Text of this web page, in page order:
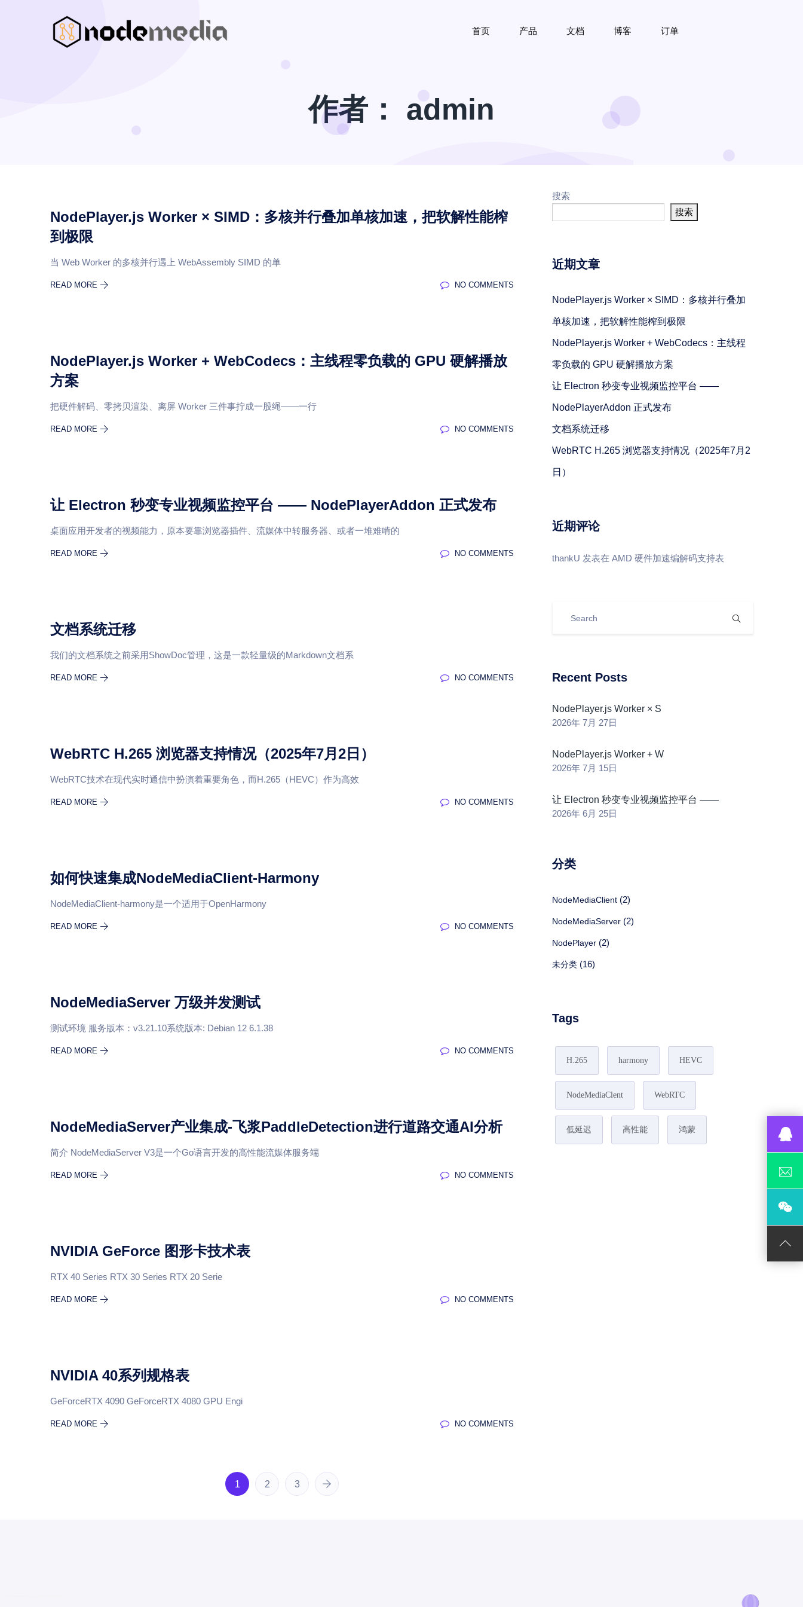
首页 产品 文档 博客 订单
作者： admin
NodePlayer.js Worker × SIMD：多核并行叠加单核加速，把软解性能榨
到极限
当 Web Worker 的多核并行遇上 WebAssembly SIMD 的单
READ MORE NO COMMENTS
NodePlayer.js Worker + WebCodecs：主线程零负载的 GPU 硬解播放
方案
把硬件解码、零拷贝渲染、离屏 Worker 三件事拧成一股绳——一行
READ MORE NO COMMENTS
让 Electron 秒变专业视频监控平台 —— NodePlayerAddon 正式发布
桌面应用开发者的视频能力，原本要靠浏览器插件、流媒体中转服务器、或者一堆难啃的
READ MORE NO COMMENTS
文档系统迁移
我们的文档系统之前采用ShowDoc管理，这是一款轻量级的Markdown文档系
READ MORE NO COMMENTS
WebRTC H.265 浏览器支持情况（2025年7月2日）
WebRTC技术在现代实时通信中扮演着重要角色，而H.265（HEVC）作为高效
READ MORE NO COMMENTS
如何快速集成NodeMediaClient-Harmony
NodeMediaClient-harmony是一个适用于OpenHarmony
READ MORE NO COMMENTS
NodeMediaServer 万级并发测试
测试环境 服务版本：v3.21.10系统版本: Debian 12 6.1.38
READ MORE NO COMMENTS
NodeMediaServer产业集成-飞浆PaddleDetection进行道路交通AI分析
简介 NodeMediaServer V3是一个Go语言开发的高性能流媒体服务端
READ MORE NO COMMENTS
NVIDIA GeForce 图形卡技术表
RTX 40 Series RTX 30 Series RTX 20 Serie
READ MORE NO COMMENTS
NVIDIA 40系列规格表
GeForceRTX 4090 GeForceRTX 4080 GPU Engi
READ MORE NO COMMENTS
1 2 3
搜索
搜索
近期文章
NodePlayer.js Worker × SIMD：多核并行叠加
单核加速，把软解性能榨到极限
NodePlayer.js Worker + WebCodecs：主线程
零负载的 GPU 硬解播放方案
让 Electron 秒变专业视频监控平台 ——
NodePlayerAddon 正式发布
文档系统迁移
WebRTC H.265 浏览器支持情况（2025年7月2
日）
近期评论
thankU 发表在 AMD 硬件加速编解码支持表
Recent Posts
NodePlayer.js Worker × S
2026年 7月 27日
NodePlayer.js Worker + W
2026年 7月 15日
让 Electron 秒变专业视频监控平台 ——
2026年 6月 25日
分类
NodeMediaClient (2)
NodeMediaServer (2)
NodePlayer (2)
未分类 (16)
Tags
H.265 harmony HEVC
NodeMediaClent WebRTC
低延迟 高性能 鸿蒙